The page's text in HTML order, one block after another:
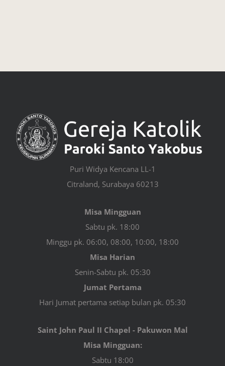
Puri Widya Kencana LL-1
Citraland, Surabaya 60213
Misa Mingguan
Sabtu pk. 18:00
Minggu pk. 06:00, 08:00, 10:00, 18:00
Misa Harian
Senin-Sabtu pk. 05:30
Jumat Pertama
Hari Jumat pertama setiap bulan pk. 05:30
Saint John Paul II Chapel - Pakuwon Mal
Misa Mingguan:
Sabtu 18:00